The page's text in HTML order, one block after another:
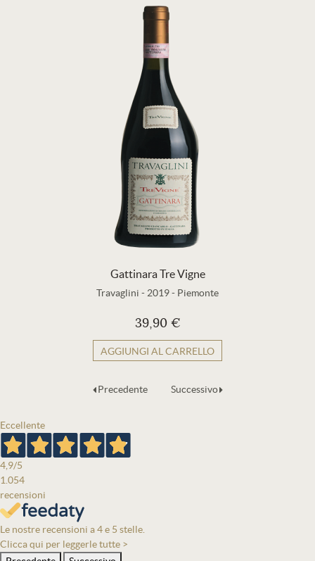
Gattinara Tre Vigne
Travaglini - 2019- Piemonte
39,90 €
AGGIUNGI AL CARRELLO
Precedente Successivo
Eccellente
4,9/5
1.054
recensioni
Le nostre recensioni a 4 e 5 stelle.
Clicca qui per leggerle tutte >